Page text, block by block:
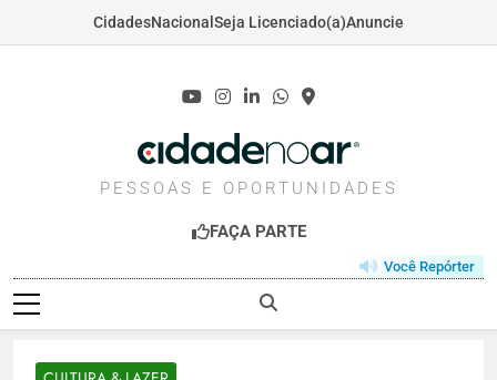
CidadesNacional Seja Licenciado(a)Anuncie
CIDADENOAR.COM
PESSOAS E OPORTUNIDADES
FAÇA PARTE
Você Repórter